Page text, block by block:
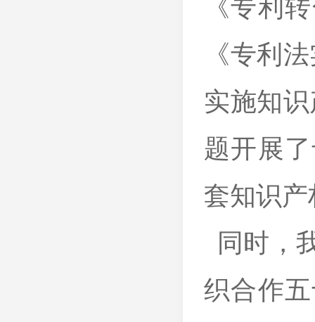
《专利
《专利
实施知
题开展
套知识产
同时，
织合作